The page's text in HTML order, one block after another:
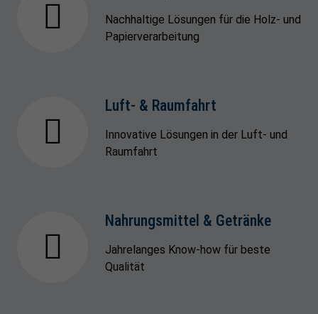
Nachhaltige Lösungen für die Holz- und
Papierverarbeitung
Luft- & Raumfahrt
Innovative Lösungen in der Luft- und
Raumfahrt
Nahrungsmittel & Getränke
Jahrelanges Know-how für beste
Qualität